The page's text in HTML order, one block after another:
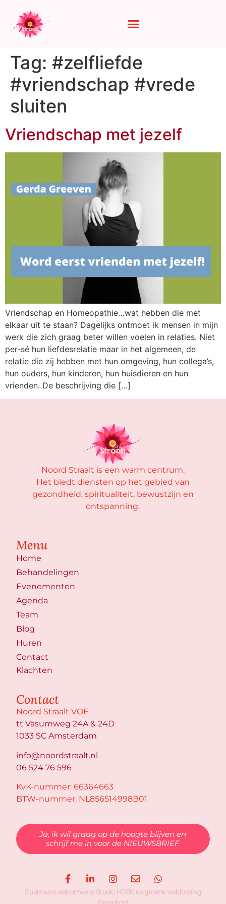
Tag: #zelfliefde
#vriendschap #vrede
sluiten
Vriendschap met jezelf
Vriendschap en Homeopathie…wat hebben die met
elkaar uit te staan? Dagelijks ontmoet ik mensen in mijn
werk die zich graag beter willen voelen in relaties. Niet
per-sé hun liefdesrelatie maar in het algemeen, de
relatie die zij hebben met hun omgeving, hun collega’s,
hun ouders, hun kinderen, hun huisdieren en hun
vrienden. De beschrijving die […]
Noord Straalt is een warm centrum.
Het biedt diensten op het gebied van
gezondheid, spiritualiteit, bewustzijn en
ontspanning.
Menu
Home
Behandelingen
Evenementen
Agenda
Team
Blog
Huren
Contact
Klachten
Contact
Noord Straalt VOF
tt Vasumweg 24A & 24D
1033 SC Amsterdam
info@noordstraalt.nl
06 524 76 596
KvK-nummer: 66364663
BTW-nummer: NL856514998B01
Ja, ik wil graag op de hoogte blijven en
schrijf me in voor de NIEUWSBRIEF
Duurzaam webontwerp Studio HOEK en groene webhosting